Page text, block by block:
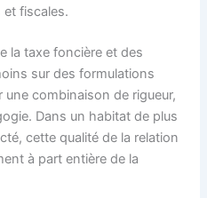
fiscales.
la taxe foncière et des
sur des formulations
combinaison de rigueur,
Dans un habitat de plus
cette qualité de la relation
à part entière de la